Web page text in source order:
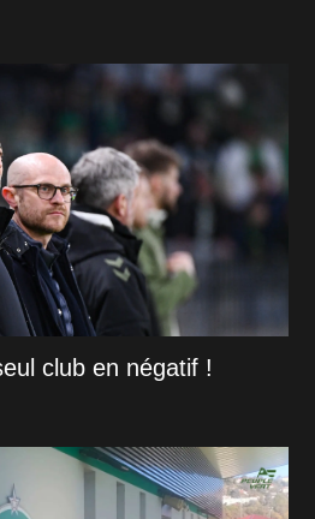
club en négatif !